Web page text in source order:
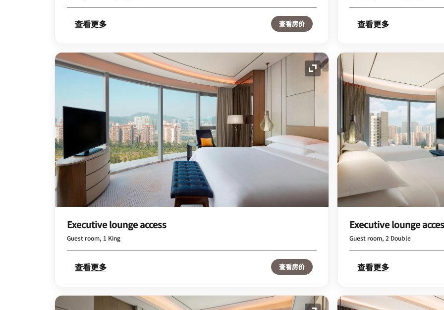
查看更多 查看房价 查看更多
展开图标
Executive lounge access
Guest room, 1 King
查看更多 查看房价
Executive lounge
Guest room, 2 Double
查看更多